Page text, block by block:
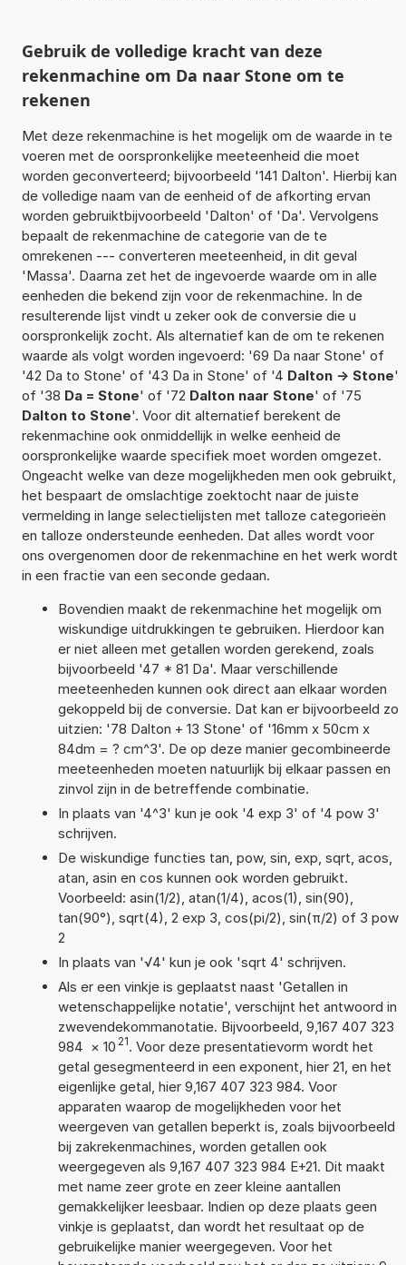
Gebruik de volledige kracht van deze
rekenmachine om Da naar Stone om te
rekenen
Met deze rekenmachine is het mogelijk om de waarde in te
voeren met de oorspronkelijke meeteenheid die moet
worden geconverteerd; bijvoorbeeld '141 Dalton'. Hierbij kan
de volledige naam van de eenheid of de afkorting ervan
worden gebruiktbijvoorbeeld 'Dalton' of 'Da'. Vervolgens
bepaalt de rekenmachine de categorie van de te
omrekenen --- converteren meeteenheid, in dit geval
'Massa'. Daarna zet het de ingevoerde waarde om in alle
eenheden die bekend zijn voor de rekenmachine. In de
resulterende lijst vindt u zeker ook de conversie die u
oorspronkelijk zocht. Als alternatief kan de om te rekenen
waarde als volgt worden ingevoerd: '69 Da naar Stone' of
'42 Da to Stone' of '43 Da in Stone' of '4 Dalton -> Stone'
of '38 Da = Stone' of '72 Dalton naar Stone' of '75
Dalton to Stone'. Voor dit alternatief berekent de
rekenmachine ook onmiddellijk in welke eenheid de
oorspronkelijke waarde specifiek moet worden omgezet.
Ongeacht welke van deze mogelijkheden men ook gebruikt,
het bespaart de omslachtige zoektocht naar de juiste
vermelding in lange selectielijsten met talloze categorieën
en talloze ondersteunde eenheden. Dat alles wordt voor
ons overgenomen door de rekenmachine en het werk wordt
in een fractie van een seconde gedaan.
Bovendien maakt de rekenmachine het mogelijk om
wiskundige uitdrukkingen te gebruiken. Hierdoor kan
er niet alleen met getallen worden gerekend, zoals
bijvoorbeeld '47 * 81 Da'. Maar verschillende
meeteenheden kunnen ook direct aan elkaar worden
gekoppeld bij de conversie. Dat kan er bijvoorbeeld zo
uitzien: '78 Dalton + 13 Stone' of '16mm x 50cm x
84dm = ? cm^3'. De op deze manier gecombineerde
meeteenheden moeten natuurlijk bij elkaar passen en
zinvol zijn in de betreffende combinatie.
In plaats van '4^3' kun je ook '4 exp 3' of '4 pow 3'
schrijven.
De wiskundige functies tan, pow, sin, exp, sqrt, acos,
atan, asin en cos kunnen ook worden gebruikt.
Voorbeeld: asin(1/2), atan(1/4), acos(1), sin(90),
tan(90°), sqrt(4), 2 exp 3, cos(pi/2), sin(π/2) of 3 pow
2
In plaats van '√4' kun je ook 'sqrt 4' schrijven.
Als er een vinkje is geplaatst naast 'Getallen in
wetenschappelijke notatie', verschijnt het antwoord in
zwevendekommanotatie. Bijvoorbeeld, 9,167 407 323
984 × 10 21. Voor deze presentatievorm wordt het
getal gesegmenteerd in een exponent, hier 21, en het
eigenlijke getal, hier 9,167 407 323 984. Voor
apparaten waarop de mogelijkheden voor het
weergeven van getallen beperkt is, zoals bijvoorbeeld
bij zakrekenmachines, worden getallen ook
weergegeven als 9,167 407 323 984 E+21. Dit maakt
met name zeer grote en zeer kleine aantallen
gemakkelijker leesbaar. Indien op deze plaats geen
vinkje is geplaatst, dan wordt het resultaat op de
gebruikelijke manier weergegeven. Voor het